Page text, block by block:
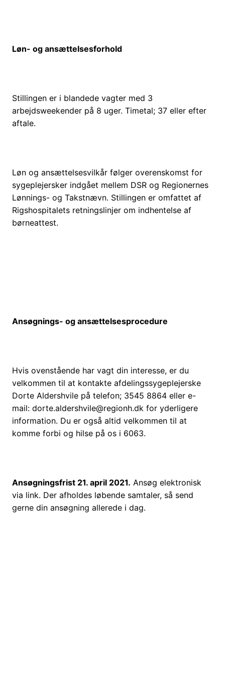
Løn- og ansættelsesforhold
Stillingen er i blandede vagter med 3
arbejdsweekender på 8 uger. Timetal; 37 eller efter
aftale.
Løn og ansættelsesvilkår følger overenskomst for
sygeplejersker indgået mellem DSR og Regionernes
Lønnings- og Takstnævn. Stillingen er omfattet af
Rigshospitalets retningslinjer om indhentelse af
børneattest.
Ansøgnings- og ansættelsesprocedure
Hvis ovenstående har vagt din interesse, er du
velkommen til at kontakte afdelingssygeplejerske
Dorte Aldershvile på telefon; 3545 8864 eller e-
mail: dorte.aldershvile@regionh.dk for yderligere
information. Du er også altid velkommen til at
komme forbi og hilse på os i 6063.
Ansøgningsfrist 21. april 2021. Ansøg elektronisk
via link. Der afholdes løbende samtaler, så send
gerne din ansøgning allerede i dag.